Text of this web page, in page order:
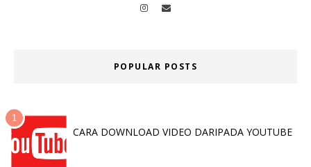
POPULAR POSTS
CARA DOWNLOAD VIDEO DARIPADA YOUTUBE